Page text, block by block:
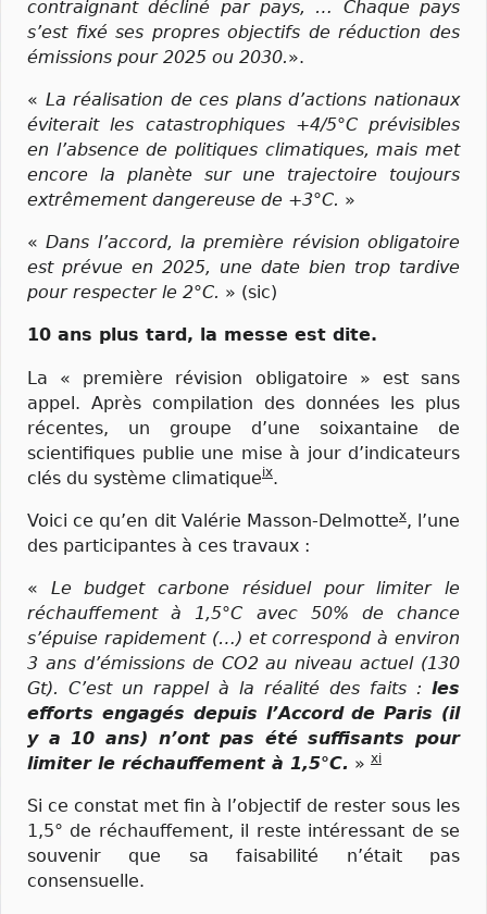
contraignant décliné par pays, … Chaque pays
s’est fixé ses propres objectifs de réduction des
émissions pour 2025 ou 2030.».
« La réalisation de ces plans d’actions nationaux
éviterait les catastrophiques +4/5°C prévisibles
en l’absence de politiques climatiques, mais met
encore la planète sur une trajectoire toujours
extrêmement dangereuse de +3°C. »
«Dans l’accord, la première révision obligatoire
est prévue en 2025, une date bien trop tardive
pour respecter le 2°C. » (sic)
10 ans plus tard, la messe est dite.
La « première révision obligatoire » est sans
appel. Après compilation des données les plus
récentes, un groupe d’une soixantaine de
scientifiques publie une mise à jour d’indicateurs
clés du système climatiqueix.
Voici ce qu’en dit Valérie Masson-Delmottex, l’une
des participantes à ces travaux :
« Le budget carbone résiduel pour limiter le
réchauffement à 1,5°C avec 50% de chance
s’épuise rapidement (…) et correspond à environ
3 ans d’émissions de CO2 au niveau actuel (130
Gt). C’est un rappel à la réalité des faits : les
efforts engagés depuis l’Accord de Paris (il
y a 10 ans) n’ont pas été suffisants pour
limiter le réchauffement à 1,5°C. » xi
Si ce constat met fin à l’objectif de rester sous les
1,5° de réchauffement, il reste intéressant de se
souvenir que sa faisabilité n’était pas
consensuelle.